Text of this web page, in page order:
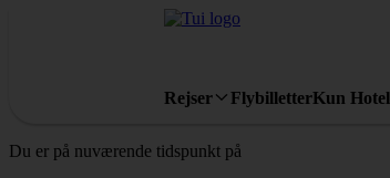
Rejser FlybilletterKun Hotel
Du er på nuværende tidspunkt på